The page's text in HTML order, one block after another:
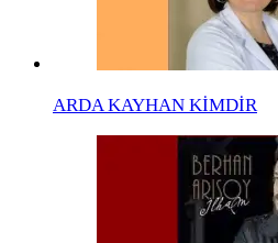
ARDA KAYHAN KİMDİR